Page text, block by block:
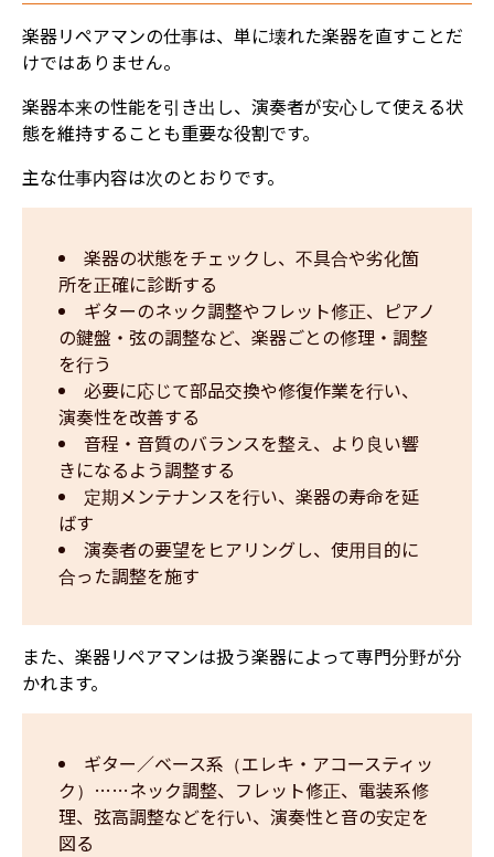
楽器リペアマンの仕事は、単に壊れた楽器を直すことだ
けではありません。
楽器本来の性能を引き出し、演奏者が安心して使える状
態を維持することも重要な役割です。
主な仕事内容は次のとおりです。
楽器の状態をチェックし、不具合や劣化箇
所を正確に診断する
ギターのネック調整やフレット修正、ピアノ
の鍵盤・弦の調整など、楽器ごとの修理・調整
を行う
必要に応じて部品交換や修復作業を行い、
演奏性を改善する
音程・音質のバランスを整え、より良い響
きになるよう調整する
定期メンテナンスを行い、楽器の寿命を延
ばす
演奏者の要望をヒアリングし、使用目的に
合った調整を施す
また、楽器リペアマンは扱う楽器によって専門分野が分
かれます。
ギター／ベース系（エレキ・アコースティッ
ク）……ネック調整、フレット修正、電装系修
理、弦高調整などを行い、演奏性と音の安定を
図る